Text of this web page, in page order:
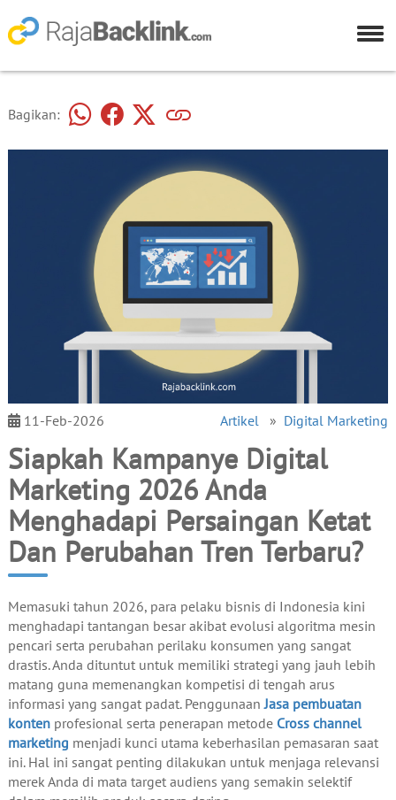
Bagikan:
11-Feb-2026 Artikel » Digital Marketing
Siapkah Kampanye Digital
Marketing 2026 Anda
Menghadapi Persaingan Ketat
Dan Perubahan Tren Terbaru?
Memasuki tahun 2026, para pelaku bisnis di Indonesia kini
menghadapi tantangan besar akibat evolusi algoritma mesin
pencari serta perubahan perilaku konsumen yang sangat
drastis. Anda dituntut untuk memiliki strategi yang jauh lebih
matang guna memenangkan kompetisi di tengah arus
informasi yang sangat padat. PenggunaanJasa pembuatan
kontenprofesional serta penerapan metode Cross channel
marketing menjadi kunci utama keberhasilan pemasaran saat
ini. Hal ini sangat penting dilakukan untuk menjaga relevansi
merek Anda di mata target audiens yang semakin selektif